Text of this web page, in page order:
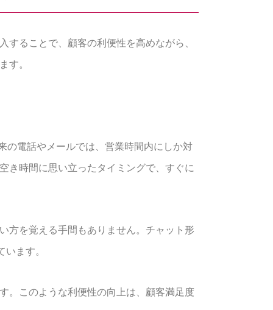
ることで、顧客の利便性を高めながら、
す。
の電話やメールでは、営業時間内にしか対
き時間に思い立ったタイミングで、すぐに
方を覚える手間もありません。チャット形
ます。
。このような利便性の向上は、顧客満足度